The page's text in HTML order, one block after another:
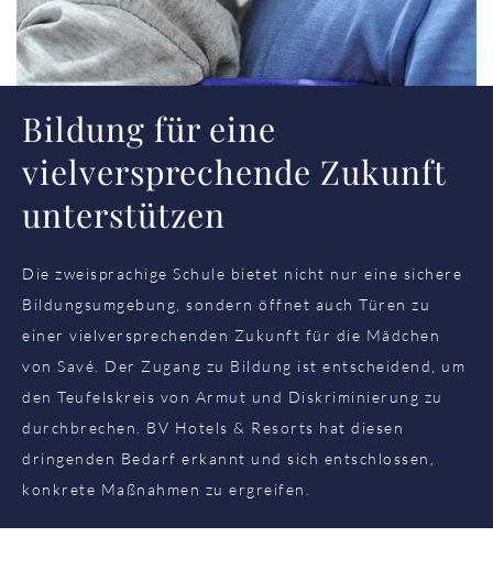
Bildung für eine
vielversprechende Zukunft
unterstützen
Die zweisprachige Schule bietet nicht nur eine sichere
Bildungsumgebung, sondern öffnet auch Türen zu
einer vielversprechenden Zukunft für die Mädchen
von Savé. Der Zugang zu Bildung ist entscheidend, um
den Teufelskreis von Armut und Diskriminierung zu
durchbrechen. BV Hotels & Resorts hat diesen
dringenden Bedarf erkannt und sich entschlossen,
konkrete Maßnahmen zu ergreifen.